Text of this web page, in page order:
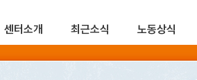
센터소개 최근소식 노동상식